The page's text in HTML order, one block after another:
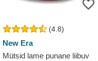
(4.8)
New Era
Mütsid lame punane liibuv